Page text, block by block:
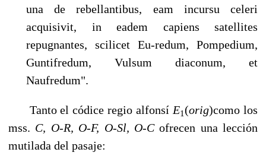
una de rebellantibus, eam incursu celeri
acquisivit, in eadem capiens satellites
repugnantes, scilicet Eu-redum, Pompedium,
Guntifredum, Vulsum diaconum, et
Naufredum".
Tanto el códice regio alfonsí E1(orig)como los
mss. C, O-R, O-F, O-Sl, O-Cofre­cen una lección
mutilada del pasaje: